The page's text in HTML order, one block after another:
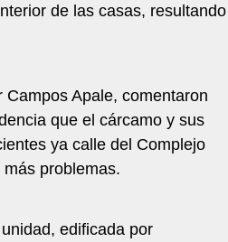
de las casas, resultando
Apale, comentaron
que el cárcamo y sus
ya calle del Complejo
problemas.
edificada por